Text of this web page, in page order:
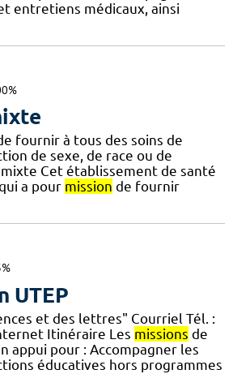
entretiens médicaux, ainsi
fournir à tous des soins de
de sexe, de race ou de
Cet établissement de santé
a pour mission de fournir
UTEP
et des lettres" Courriel Tél. :
Itinéraire Les missions de
appui pour : Accompagner les
éducatives hors programmes